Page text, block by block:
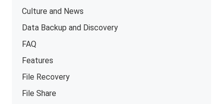
Culture and News
Data Backup and Discovery
FAQ
Features
File Recovery
File Share